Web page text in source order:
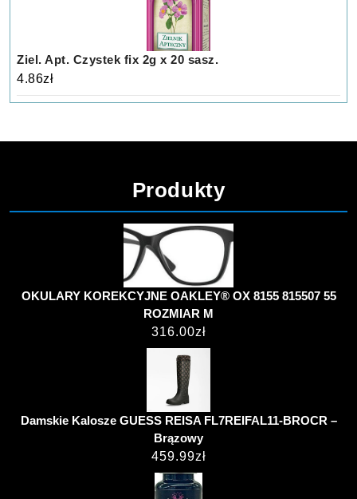
Ziel. Apt. Czystek fix 2g x 20 sasz.
4.86zł
Produkty
OKULARY KOREKCYJNE OAKLEY® OX 8155 815507 55
ROZMIAR M
316.00zł
Damskie Kalosze GUESS REISA FL7REIFAL11-BROCR –
Brązowy
459.99zł